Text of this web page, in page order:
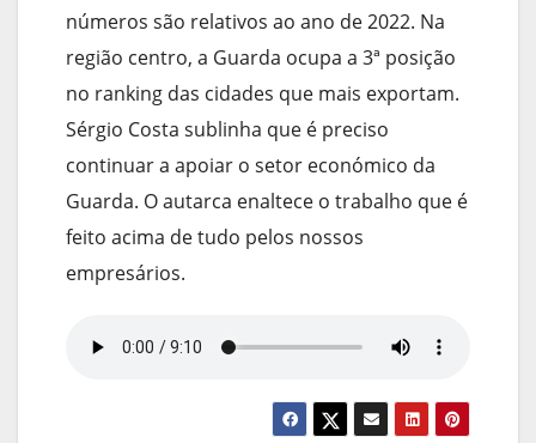
números são relativos ao ano de 2022. Na
região centro, a Guarda ocupa a 3ª posição
no ranking das cidades que mais exportam.
Sérgio Costa sublinha que é preciso
continuar a apoiar o setor económico da
Guarda. O autarca enaltece o trabalho que é
feito acima de tudo pelos nossos
empresários.